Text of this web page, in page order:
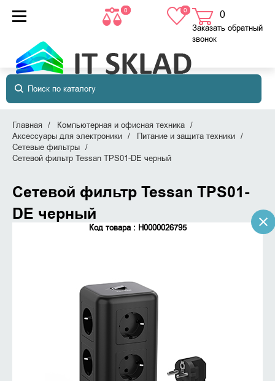
0 0 0
в корзине
Заказать обратный
звонок
Главная
Компьютерная и офисная техника
Аксессуары для электроники
Питание и защита техники
Сетевые фильтры
Сетевой фильтр Tessan TPS01-DE черный
Сетевой фильтр Tessan TPS01-
DE черный
Код товара : Н0000026795